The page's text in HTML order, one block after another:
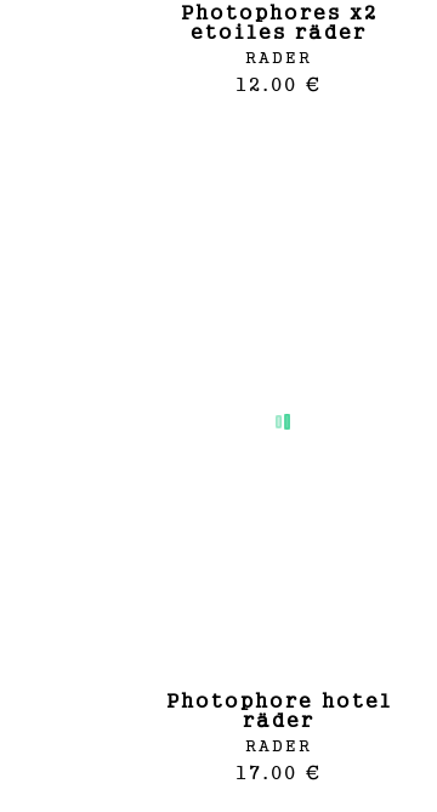
photophores x2
etoiles räder
RADER
12.00 €
photophore hotel
räder
RADER
17.00 €